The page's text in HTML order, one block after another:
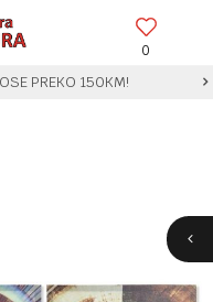
0
PREKO 150KM!